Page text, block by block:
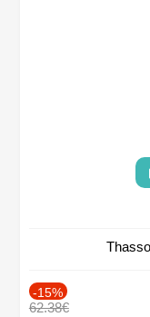
-15%
62.38€